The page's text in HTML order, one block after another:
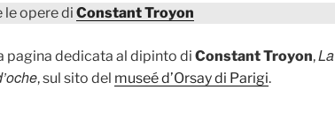
le opere di Constant Troyon
pagina dedicata al dipinto di Constant Troyon,La
, sul sito del museé d’Orsay di Parigi.